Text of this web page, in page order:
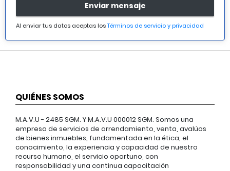
Enviar mensaje
Al enviar tus datos aceptas losTérminos de servicio y privacidad
QUIÉNES SOMOS
M.A.V.U - 2485 SGM. Y M.A.V.U 000012 SGM. Somos una
empresa de servicios de arrendamiento, venta, avalúos
de bienes inmuebles, fundamentada en la ética, el
conocimiento, la experiencia y capacidad de nuestro
recurso humano, el servicio oportuno, con
responsabilidad y una continua capacitación